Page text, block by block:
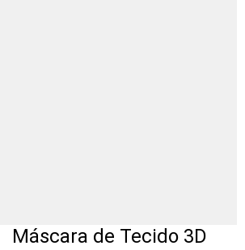
de Tecido 3D